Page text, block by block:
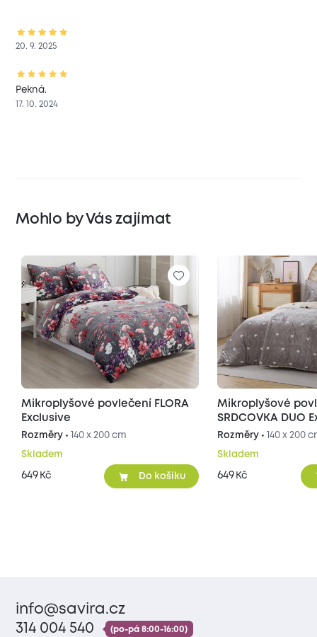
20. 9. 2025
Pekná.
17. 10. 2024
Mohlo by Vás zajímat
Mikroplyšové povlečení FLORA
Exclusive
Rozměry • 140 x 200 cm
Skladem
649 Kč Do košíku
Mikroplyšové
SRDCOVKA DUO
šedé/béžové
Rozměry • 140 x 200
Skladem
649 Kč
info@savira.cz
314 004 540
(po-pá 8:00-16:00)